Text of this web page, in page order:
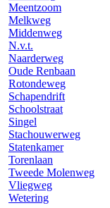
Meentzoom
Melkweg
Middenweg
N.v.t.
Naarderweg
Oude Renbaan
Rotondeweg
Schapendrift
Schoolstraat
Singel
Stachouwerweg
Statenkamer
Torenlaan
Tweede Molenweg
Vliegweg
Wetering